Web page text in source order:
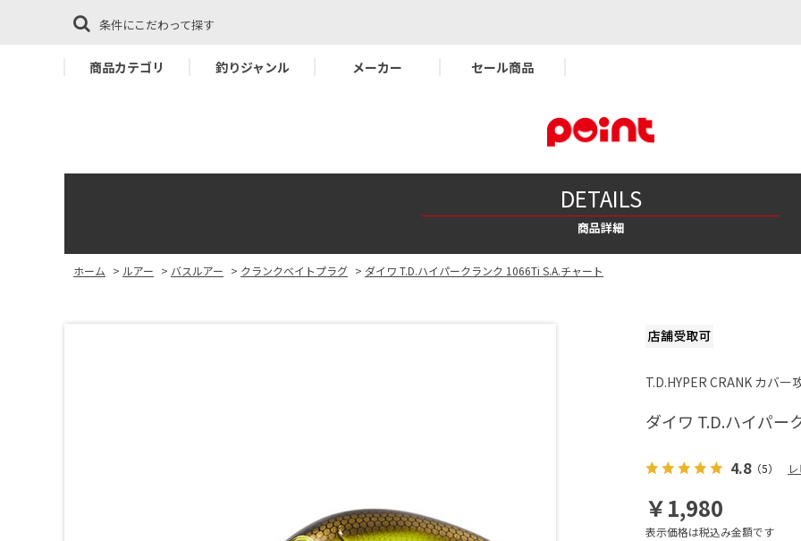
条件にこだわって探す
商品カテゴリ 釣りジャンル メーカー セール商品
DETAILS
商品詳細
ホーム > ルアー > バスルアー > クランクベイトプラグ > ダイワ T.D.ハイパークランク 1066Ti S.A.チャート
T.D.HYPER CRANK カバ
ダイワ T.D.ハイパー
4.8（5）
￥1,980
表示価格は税込み金額です